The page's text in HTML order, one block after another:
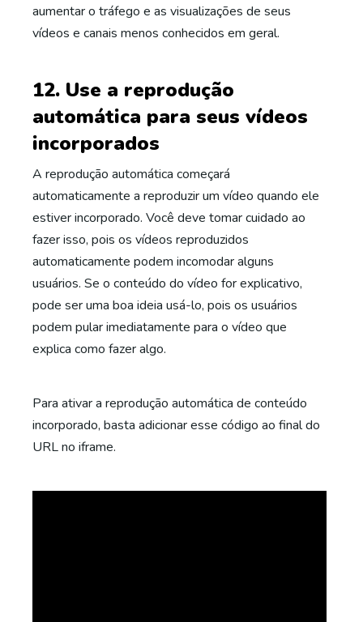
aumentar o tráfego e as visualizações de seus
vídeos e canais menos conhecidos em geral.
12. Use a reprodução
automática para seus vídeos
incorporados
A reprodução automática começará
automaticamente a reproduzir um vídeo quando ele
estiver incorporado. Você deve tomar cuidado ao
fazer isso, pois os vídeos reproduzidos
automaticamente podem incomodar alguns
usuários. Se o conteúdo do vídeo for explicativo,
pode ser uma boa ideia usá-lo, pois os usuários
podem pular imediatamente para o vídeo que
explica como fazer algo.
Para ativar a reprodução automática de conteúdo
incorporado, basta adicionar esse código ao final do
URL no iframe.